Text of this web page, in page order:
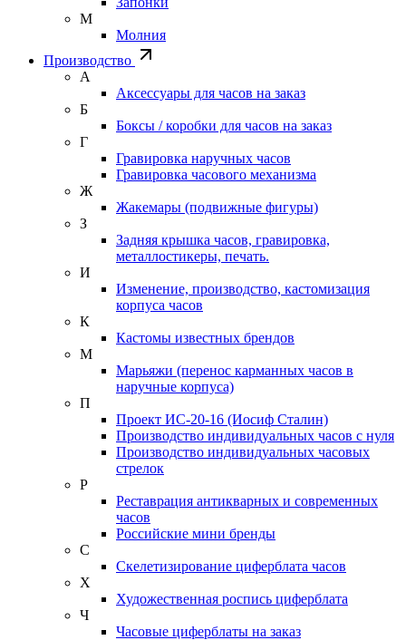
М
Молния
Производство
А
Аксессуары для часов на заказ
Б
Боксы / коробки для часов на заказ
Г
Гравировка наручных часов
Гравировка часового механизма
Ж
Жакемары (подвижные фигуры)
З
Задняя крышка часов, гравировка,
металлостикеры, печать.
И
Изменение, производство, кастомизация
корпуса часов
К
Кастомы известных брендов
М
Марьяжи (перенос карманных часов в
наручные корпуса)
П
Проект ИС-20-16 (Иосиф Сталин)
Производство индивидуальных часов с нуля
Производство индивидуальных часовых
стрелок
Р
Реставрация антикварных и современных
часов
Российские мини бренды
С
Скелетизирование циферблата часов
Х
Художественная роспись циферблата
Ч
Часовые циферблаты на заказ